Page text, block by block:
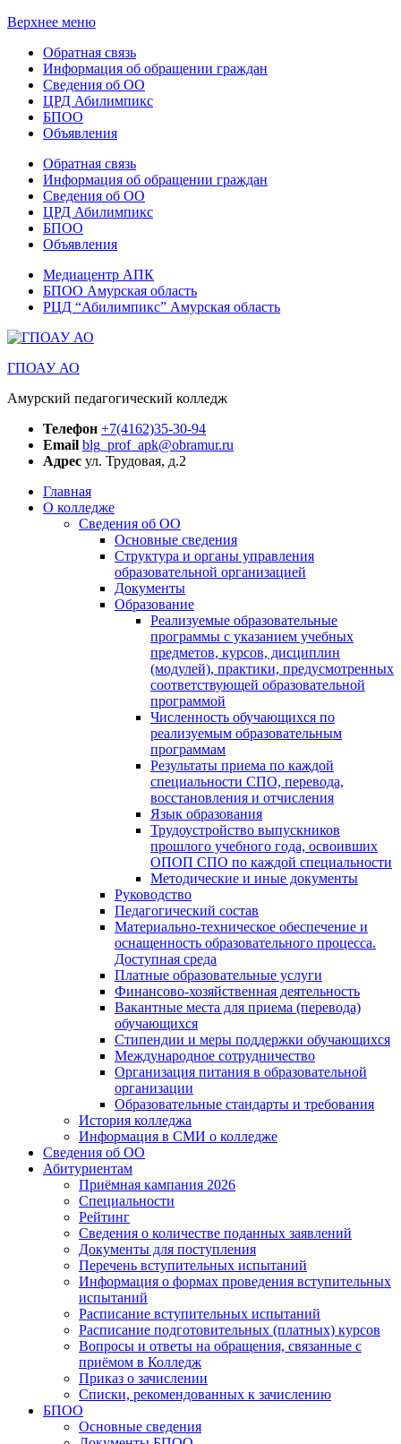
Верхнее меню
Обратная связь
Информация об обращении граждан
Сведения об ОО
ЦРД Абилимпикс
БПОО
Объявления
Обратная связь
Информация об обращении граждан
Сведения об ОО
ЦРД Абилимпикс
БПОО
Объявления
Медиацентр АПК
БПОО Амурская область
РЦД “Абилимпикс” Амурская область
ГПОАУ АО
Амурский педагогический колледж
Телефон +7(4162)35-30-94
Email blg_prof_apk@obramur.ru
Адрес ул. Трудовая, д.2
Главная
О колледже
Сведения об ОО
Основные сведения
Структура и органы управления
образовательной организацией
Документы
Образование
Реализуемые образовательные
программы с указанием учебных
предметов, курсов, дисциплин
(модулей), практики, предусмотренных
соответствующей образовательной
программой
Численность обучающихся по
реализуемым образовательным
программам
Результаты приема по каждой
специальности СПО, перевода,
восстановления и отчисления
Язык образования
Трудоустройство выпускников
прошлого учебного года, освоивших
ОПОП СПО по каждой специальности
Методические и иные документы
Руководство
Педагогический состав
Материально-техническое обеспечение и
оснащенность образовательного процесса.
Доступная среда
Платные образовательные услуги
Финансово-хозяйственная деятельность
Вакантные места для приема (перевода)
обучающихся
Стипендии и меры поддержки обучающихся
Международное сотрудничество
Организация питания в образовательной
организации
Образовательные стандарты и требования
История колледжа
Информация в СМИ о колледже
Сведения об ОО
Абитуриентам
Приёмная кампания 2026
Специальности
Рейтинг
Сведения о количестве поданных заявлений
Документы для поступления
Перечень вступительных испытаний
Информация о формах проведения вступительных
испытаний
Расписание вступительных испытаний
Расписание подготовительных (платных) курсов
Вопросы и ответы на обращения, связанные с
приёмом в Колледж
Приказ о зачислении
Списки, рекомендованных к зачислению
БПОО
Основные сведения